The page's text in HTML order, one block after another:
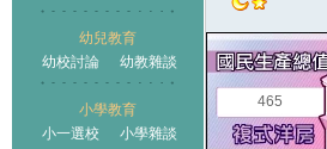
幼兒教育
幼校討論
幼教雜談
小學教育
小一選校
小學雜談
王國
465